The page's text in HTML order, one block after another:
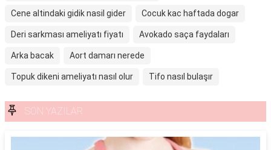
Cene altindaki gidik nasil gider Cocuk kac haftada dogar
Deri sarkması ameliyatı fiyatı Avokado saça faydaları
Arka bacak Aort damarı nerede
Topuk dikeni ameliyatı nasıl olur Tifo nasıl bulaşır
SON YAZILAR